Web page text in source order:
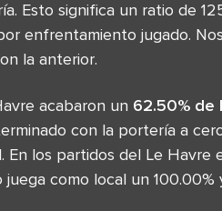
Esto significa un ratio de
enfrentamiento jugado.
la anterior.
acabaron un 62.50% de
con la portería a
En los partidos del Le
como local un